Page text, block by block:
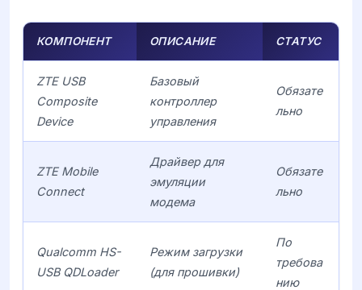
КОМПОНЕНТ ОПИСАНИЕ СТАТУС
ZTE USB
Composite
Device
Базовый
контроллер
управления
Обязате
льно
ZTE Mobile
Connect
Драйвер для
эмуляции
модема
Обязате
льно
Qualcomm HS-
USB QDLoader
Режим загрузки
(для прошивки)
По
требова
нию